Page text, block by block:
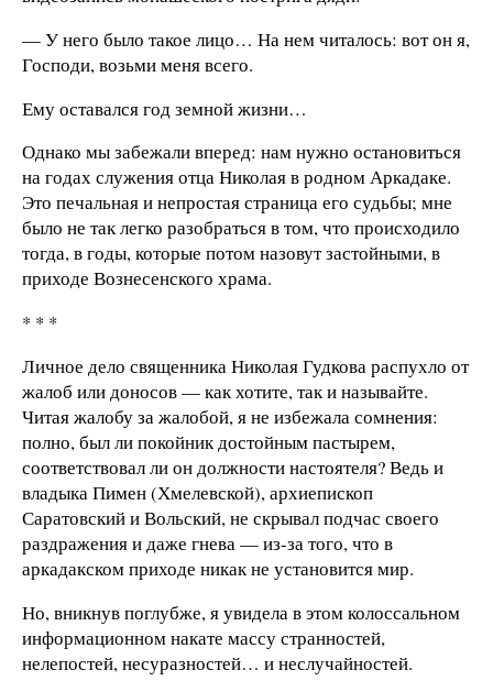
— У него было такое лицо… На нем читалось: вот он я,
Господи, возьми меня всего.
Ему оставался год земной жизни…
Однако мы забежали вперед: нам нужно остановиться
на годах служения отца Николая в родном Аркадаке.
Это печальная и непростая страница его судьбы; мне
было не так легко разобраться в том, что происходило
тогда, в годы, которые потом назовут застойными, в
приходе Вознесенского храма.
* * *
Личное дело священника Николая Гудкова распухло от
жалоб или доносов — как хотите, так и называйте.
Читая жалобу за жалобой, я не избежала сомнения:
полно, был ли покойник достойным пастырем,
соответствовал ли он должности настоятеля? Ведь и
владыка Пимен (Хмелевской), архиепископ
Саратовский и Вольский, не скрывал подчас своего
раздражения и даже гнева — из-за того, что в
аркадакском приходе никак не установится мир.
Но, вникнув поглубже, я увидела в этом колоссальном
информационном накате массу странностей,
нелепостей, несуразностей… и неслучайностей.